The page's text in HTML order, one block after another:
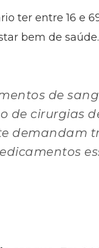
ter entre 16 e
bem de saúde.
de
de cirurgias
demandam